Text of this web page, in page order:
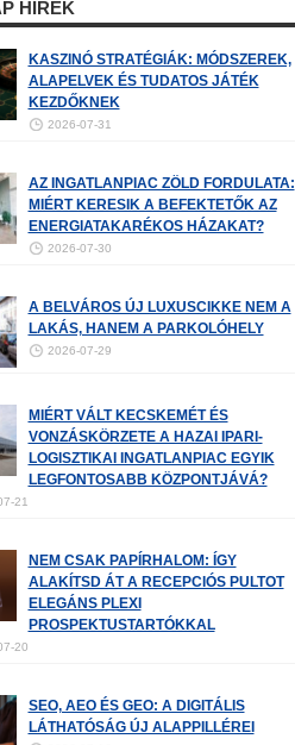
HÍREK
KASZINÓ STRATÉGIÁK: MÓDSZEREK,
ALAPELVEK ÉS TUDATOS JÁTÉK
KEZDŐKNEK
2026-07-31
AZ INGATLANPIAC ZÖLD FORDULATA:
MIÉRT KERESIK A BEFEKTETŐK AZ
ENERGIATAKARÉKOS HÁZAKAT?
2026-07-30
A BELVÁROS ÚJ LUXUSCIKKE NEM A
LAKÁS, HANEM A PARKOLÓHELY
2026-07-29
MIÉRT VÁLT KECSKEMÉT ÉS
VONZÁSKÖRZETE A HAZAI IPARI-
LOGISZTIKAI INGATLANPIAC EGYIK
LEGFONTOSABB KÖZPONTJÁVÁ?
21
NEM CSAK PAPÍRHALOM: ÍGY
ALAKÍTSD ÁT A RECEPCIÓS PULTOT
ELEGÁNS PLEXI
PROSPEKTUSTARTÓKKAL
20
SEO, AEO ÉS GEO: A DIGITÁLIS
LÁTHATÓSÁG ÚJ ALAPPILLÉREI